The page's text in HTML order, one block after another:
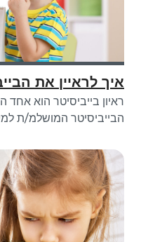
איך לראיין את
ראיון בייביסיטר הוא
הבייביסיטר המושלמ/ת